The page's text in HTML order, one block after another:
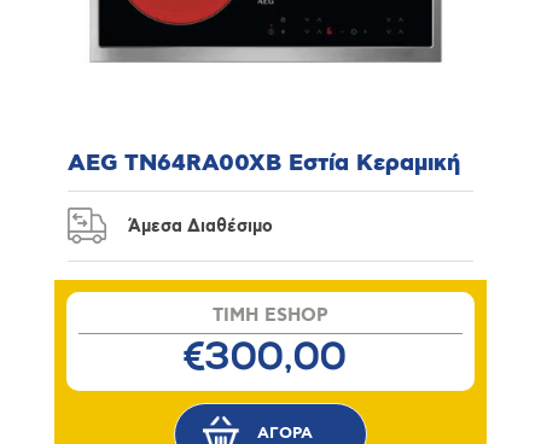
AEG TN64RA00XB Εστία Κεραμική
Άμεσα Διαθέσιμο
TIMH ESHOP
€300,00